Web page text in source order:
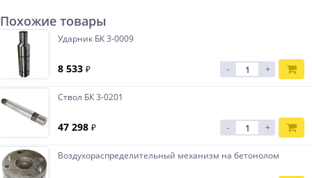
Похожие товары
Ударник БК 3-0009
8 533 ₽ - +
Ствол БК 3-0201
47 298 ₽ - +
Воздухораспределительный механизм на бетонолом